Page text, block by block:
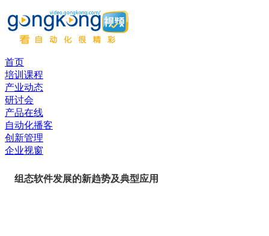
首页
培训课程
产业动态
研讨会
产品在线
自动化播客
创新管理
企业视窗
组态软件发展的新趋势及典型应用